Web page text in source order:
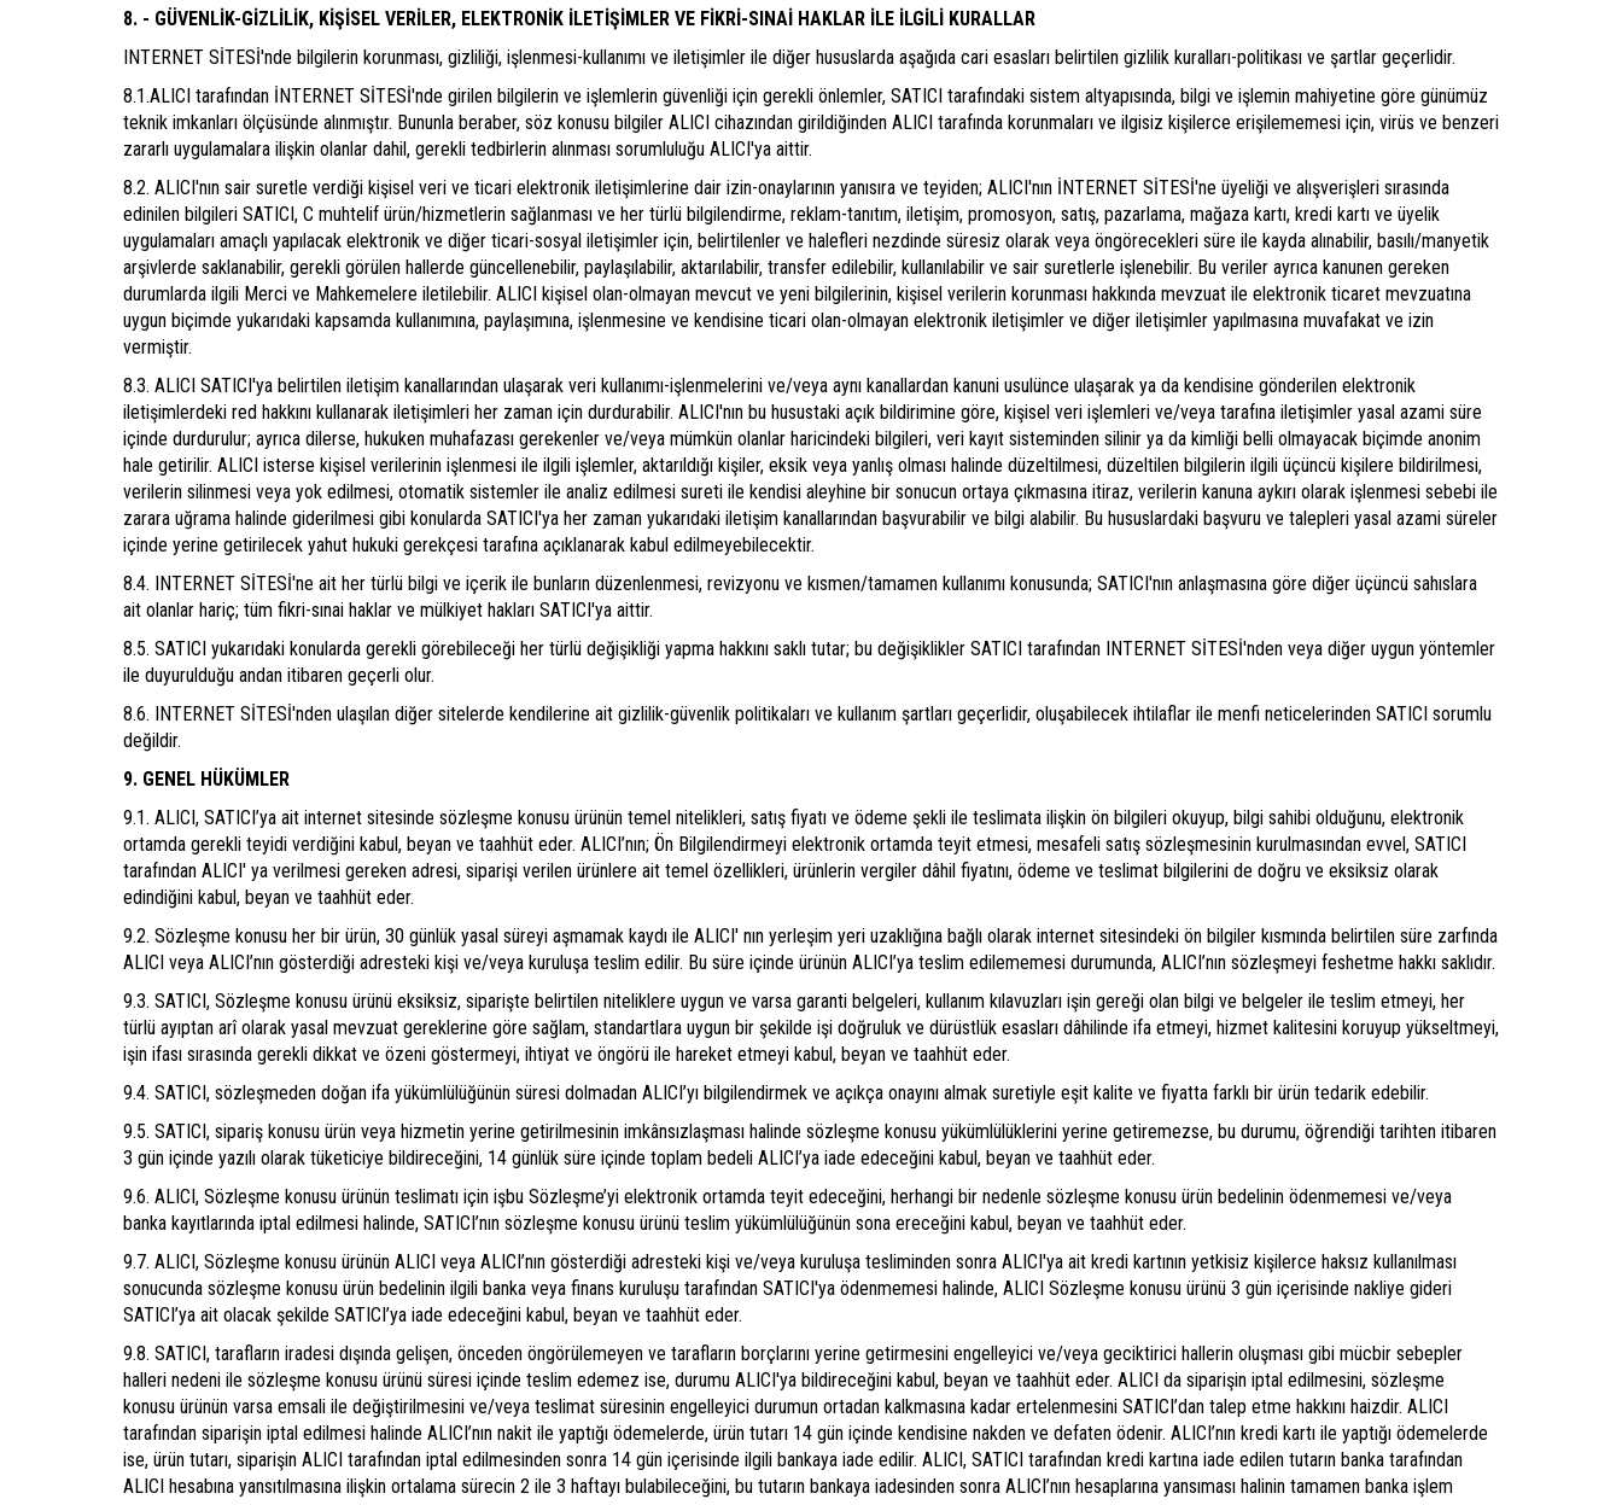
8. - GÜVENLİK-GİZLİLİK, KİŞİSEL VERİLER, ELEKTRONİK İLETİŞİMLER VE FİKRİ-SINAİ HAKLAR İLE İLGİLİ KURALLAR
INTERNET SİTESİ'nde bilgilerin korunması, gizliliği, işlenmesi-kullanımı ve iletişimler ile diğer hususlarda aşağıda cari esasları belirtilen gizlilik kuralları-politikası ve şartlar geçerlidir.
8.1.ALICI tarafından İNTERNET SİTESİ'nde girilen bilgilerin ve işlemlerin güvenliği için gerekli önlemler, SATICI tarafındaki sistem altyapısında, bilgi ve işlemin mahiyetine göre günümüz
teknik imkanları ölçüsünde alınmıştır. Bununla beraber, söz konusu bilgiler ALICI cihazından girildiğinden ALICI tarafında korunmaları ve ilgisiz kişilerce erişilememesi için, virüs ve benzeri
zararlı uygulamalara ilişkin olanlar dahil, gerekli tedbirlerin alınması sorumluluğu ALICI'ya aittir.
8.2. ALICI'nın sair suretle verdiği kişisel veri ve ticari elektronik iletişimlerine dair izin-onaylarının yanısıra ve teyiden; ALICI'nın İNTERNET SİTESİ'ne üyeliği ve alışverişleri sırasında
edinilen bilgileri SATICI, C muhtelif ürün/hizmetlerin sağlanması ve her türlü bilgilendirme, reklam-tanıtım, iletişim, promosyon, satış, pazarlama, mağaza kartı, kredi kartı ve üyelik
uygulamaları amaçlı yapılacak elektronik ve diğer ticari-sosyal iletişimler için, belirtilenler ve halefleri nezdinde süresiz olarak veya öngörecekleri süre ile kayda alınabilir, basılı/manyetik
arşivlerde saklanabilir, gerekli görülen hallerde güncellenebilir, paylaşılabilir, aktarılabilir, transfer edilebilir, kullanılabilir ve sair suretlerle işlenebilir. Bu veriler ayrıca kanunen gereken
durumlarda ilgili Merci ve Mahkemelere iletilebilir. ALICI kişisel olan-olmayan mevcut ve yeni bilgilerinin, kişisel verilerin korunması hakkında mevzuat ile elektronik ticaret mevzuatına
uygun biçimde yukarıdaki kapsamda kullanımına, paylaşımına, işlenmesine ve kendisine ticari olan-olmayan elektronik iletişimler ve diğer iletişimler yapılmasına muvafakat ve izin
vermiştir.
8.3. ALICI SATICI'ya belirtilen iletişim kanallarından ulaşarak veri kullanımı-işlenmelerini ve/veya aynı kanallardan kanuni usulünce ulaşarak ya da kendisine gönderilen elektronik
iletişimlerdeki red hakkını kullanarak iletişimleri her zaman için durdurabilir. ALICI'nın bu husustaki açık bildirimine göre, kişisel veri işlemleri ve/veya tarafına iletişimler yasal azami süre
içinde durdurulur; ayrıca dilerse, hukuken muhafazası gerekenler ve/veya mümkün olanlar haricindeki bilgileri, veri kayıt sisteminden silinir ya da kimliği belli olmayacak biçimde anonim
hale getirilir. ALICI isterse kişisel verilerinin işlenmesi ile ilgili işlemler, aktarıldığı kişiler, eksik veya yanlış olması halinde düzeltilmesi, düzeltilen bilgilerin ilgili üçüncü kişilere bildirilmesi,
verilerin silinmesi veya yok edilmesi, otomatik sistemler ile analiz edilmesi sureti ile kendisi aleyhine bir sonucun ortaya çıkmasına itiraz, verilerin kanuna aykırı olarak işlenmesi sebebi ile
zarara uğrama halinde giderilmesi gibi konularda SATICI'ya her zaman yukarıdaki iletişim kanallarından başvurabilir ve bilgi alabilir. Bu hususlardaki başvuru ve talepleri yasal azami süreler
içinde yerine getirilecek yahut hukuki gerekçesi tarafına açıklanarak kabul edilmeyebilecektir.
8.4. INTERNET SİTESİ'ne ait her türlü bilgi ve içerik ile bunların düzenlenmesi, revizyonu ve kısmen/tamamen kullanımı konusunda; SATICI'nın anlaşmasına göre diğer üçüncü sahıslara
ait olanlar hariç; tüm fikri-sınai haklar ve mülkiyet hakları SATICI'ya aittir.
8.5. SATICI yukarıdaki konularda gerekli görebileceği her türlü değişikliği yapma hakkını saklı tutar; bu değişiklikler SATICI tarafından INTERNET SİTESİ'nden veya diğer uygun yöntemler
ile duyurulduğu andan itibaren geçerli olur.
8.6. INTERNET SİTESİ'nden ulaşılan diğer sitelerde kendilerine ait gizlilik-güvenlik politikaları ve kullanım şartları geçerlidir, oluşabilecek ihtilaflar ile menfi neticelerinden SATICI sorumlu
değildir.
9. GENEL HÜKÜMLER
9.1. ALICI, SATICI’ya ait internet sitesinde sözleşme konusu ürünün temel nitelikleri, satış fiyatı ve ödeme şekli ile teslimata ilişkin ön bilgileri okuyup, bilgi sahibi olduğunu, elektronik
ortamda gerekli teyidi verdiğini kabul, beyan ve taahhüt eder. ALICI’nın; Ön Bilgilendirmeyi elektronik ortamda teyit etmesi, mesafeli satış sözleşmesinin kurulmasından evvel, SATICI
tarafından ALICI' ya verilmesi gereken adresi, siparişi verilen ürünlere ait temel özellikleri, ürünlerin vergiler dâhil fiyatını, ödeme ve teslimat bilgilerini de doğru ve eksiksiz olarak
edindiğini kabul, beyan ve taahhüt eder.
9.2. Sözleşme konusu her bir ürün, 30 günlük yasal süreyi aşmamak kaydı ile ALICI' nın yerleşim yeri uzaklığına bağlı olarak internet sitesindeki ön bilgiler kısmında belirtilen süre zarfında
ALICI veya ALICI’nın gösterdiği adresteki kişi ve/veya kuruluşa teslim edilir. Bu süre içinde ürünün ALICI’ya teslim edilememesi durumunda, ALICI’nın sözleşmeyi feshetme hakkı saklıdır.
9.3. SATICI, Sözleşme konusu ürünü eksiksiz, siparişte belirtilen niteliklere uygun ve varsa garanti belgeleri, kullanım kılavuzları işin gereği olan bilgi ve belgeler ile teslim etmeyi, her
türlü ayıptan arî olarak yasal mevzuat gereklerine göre sağlam, standartlara uygun bir şekilde işi doğruluk ve dürüstlük esasları dâhilinde ifa etmeyi, hizmet kalitesini koruyup yükseltmeyi,
işin ifası sırasında gerekli dikkat ve özeni göstermeyi, ihtiyat ve öngörü ile hareket etmeyi kabul, beyan ve taahhüt eder.
9.4. SATICI, sözleşmeden doğan ifa yükümlülüğünün süresi dolmadan ALICI’yı bilgilendirmek ve açıkça onayını almak suretiyle eşit kalite ve fiyatta farklı bir ürün tedarik edebilir.
9.5. SATICI, sipariş konusu ürün veya hizmetin yerine getirilmesinin imkânsızlaşması halinde sözleşme konusu yükümlülüklerini yerine getiremezse, bu durumu, öğrendiği tarihten itibaren
3 gün içinde yazılı olarak tüketiciye bildireceğini, 14 günlük süre içinde toplam bedeli ALICI’ya iade edeceğini kabul, beyan ve taahhüt eder.
9.6. ALICI, Sözleşme konusu ürünün teslimatı için işbu Sözleşme’yi elektronik ortamda teyit edeceğini, herhangi bir nedenle sözleşme konusu ürün bedelinin ödenmemesi ve/veya
banka kayıtlarında iptal edilmesi halinde, SATICI’nın sözleşme konusu ürünü teslim yükümlülüğünün sona ereceğini kabul, beyan ve taahhüt eder.
9.7. ALICI, Sözleşme konusu ürünün ALICI veya ALICI’nın gösterdiği adresteki kişi ve/veya kuruluşa tesliminden sonra ALICI'ya ait kredi kartının yetkisiz kişilerce haksız kullanılması
sonucunda sözleşme konusu ürün bedelinin ilgili banka veya finans kuruluşu tarafından SATICI'ya ödenmemesi halinde, ALICI Sözleşme konusu ürünü 3 gün içerisinde nakliye gideri
SATICI’ya ait olacak şekilde SATICI’ya iade edeceğini kabul, beyan ve taahhüt eder.
9.8. SATICI, tarafların iradesi dışında gelişen, önceden öngörülemeyen ve tarafların borçlarını yerine getirmesini engelleyici ve/veya geciktirici hallerin oluşması gibi mücbir sebepler
halleri nedeni ile sözleşme konusu ürünü süresi içinde teslim edemez ise, durumu ALICI'ya bildireceğini kabul, beyan ve taahhüt eder. ALICI da siparişin iptal edilmesini, sözleşme
konusu ürünün varsa emsali ile değiştirilmesini ve/veya teslimat süresinin engelleyici durumun ortadan kalkmasına kadar ertelenmesini SATICI’dan talep etme hakkını haizdir. ALICI
tarafından siparişin iptal edilmesi halinde ALICI’nın nakit ile yaptığı ödemelerde, ürün tutarı 14 gün içinde kendisine nakden ve defaten ödenir. ALICI’nın kredi kartı ile yaptığı ödemelerde
ise, ürün tutarı, siparişin ALICI tarafından iptal edilmesinden sonra 14 gün içerisinde ilgili bankaya iade edilir. ALICI, SATICI tarafından kredi kartına iade edilen tutarın banka tarafından
ALICI hesabına yansıtılmasına ilişkin ortalama sürecin 2 ile 3 haftayı bulabileceğini, bu tutarın bankaya iadesinden sonra ALICI’nın hesaplarına yansıması halinin tamamen banka işlem